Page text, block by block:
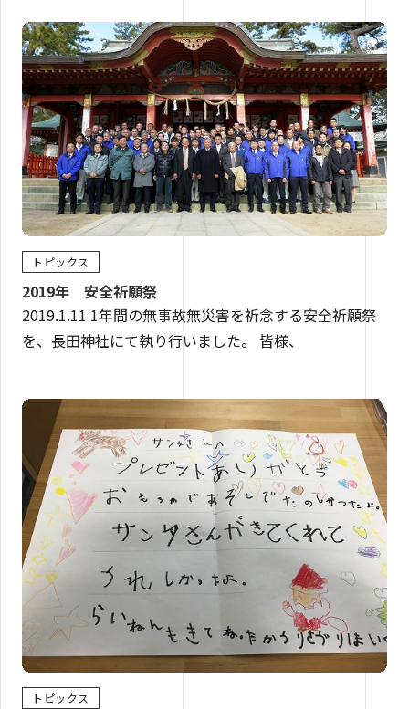
トピックス
2019年 安全祈願祭
2019.1.11 1年間の無事故無災害を祈念する安全祈願祭
を、長田神社にて執り行いました。 皆様、
トピックス